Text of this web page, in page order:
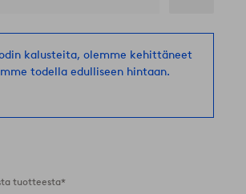
suosikkeihin
kalusteita, olemme kehittäneet
todella edulliseen hintaan.
tuotteesta*